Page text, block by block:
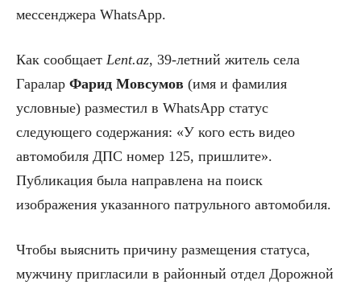
мессенджера WhatsApp.
Как сообщает Lent.az, 39-летний житель села
Гаралар Фарид Мовсумов (имя и фамилия
условные) разместил в WhatsApp статус
следующего содержания: «У кого есть видео
автомобиля ДПС номер 125, пришлите».
Публикация была направлена на поиск
изображения указанного патрульного автомобиля.
Чтобы выяснить причину размещения статуса,
мужчину пригласили в районный отдел Дорожной